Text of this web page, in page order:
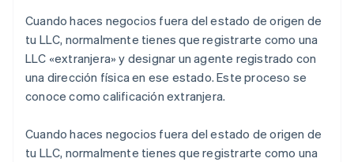
Cuando haces negocios fuera del estado de origen de
tu LLC, normalmente tienes que registrarte como una
LLC «extranjera» y designar un agente registrado con
una dirección física en ese estado. Este proceso se
conoce como calificación extranjera.
Cuando haces negocios fuera del estado de origen de
tu LLC, normalmente tienes que registrarte como una